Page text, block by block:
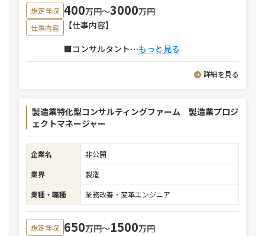
想定年収 400万円〜3000万円
仕事内容
【仕事内容】
■コンサルタント⋯もっと見る
詳細を見る
製造業特化型コンサルティングファーム 製造業プロジ
ェクトマネージャー
企業名
非公開
業界
製造
業種・職種
業務改善・変革エンジニア
想定年収 650万円〜1500万円